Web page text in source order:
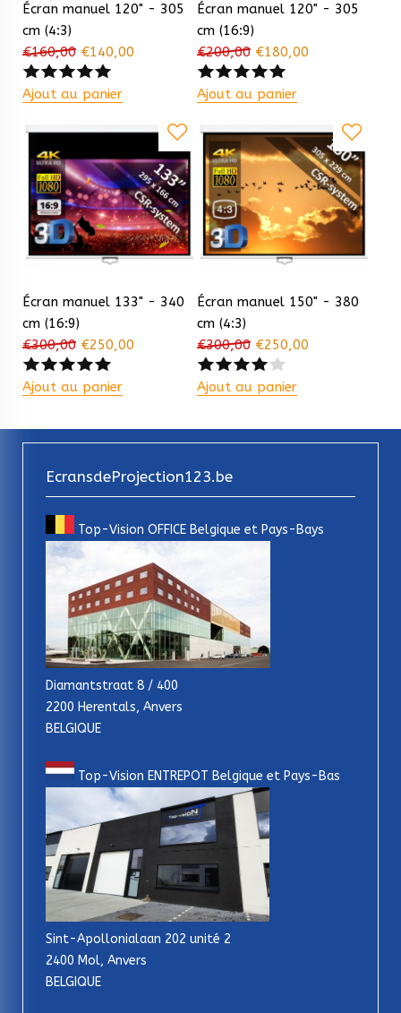
Écran manuel 120" - 305
cm (4:3)
€160,00 €140,00
Ajout au panier
Écran manuel 120" - 305
cm (16:9)
€200,00 €180,00
Ajout au panier
Écran manuel 133" - 340
cm (16:9)
€300,00 €250,00
Ajout au panier
Écran manuel 150" - 380
cm (4:3)
€300,00 €250,00
Ajout au panier
EcransdeProjection123.be
Top-Vision OFFICE Belgique et Pays-Bays
Diamantstraat 8 / 400
2200 Herentals, Anvers
BELGIQUE
Top-Vision ENTREPOT Belgique et Pays-Bas
Sint-Apollonialaan 202 unité 2
2400 Mol, Anvers
BELGIQUE